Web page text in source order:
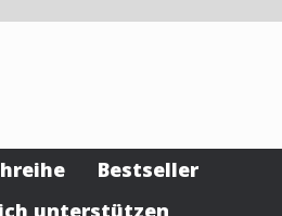
Bestseller
unterstützen